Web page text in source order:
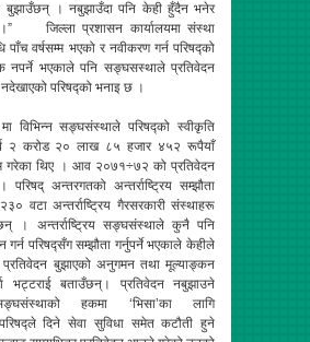
बुझाउँछन् । नबुझाउँदा पनि केही हुँदैन भनेर
जिल्ला प्रशासन कार्यालयमा संस्था
पाँच वर्षसम्म भएको र नवीकरण गर्न परिषद्को
नपर्ने भएकाले पनि सङ्घसस्थाले प्रतिवेदन
परिषद्को भनाइ छ ।
विभिन्न सङ्घसंस्थाले परिषद्को स्वीकृति
२ करोड २० लाख ८५ हजार ४५२ रूपैयाँ
गरेका थिए । आव २०७१÷७२ को प्रतिवेदन
अन्तरगतको अन्तर्राष्ट्रिय सम्झौता
वटा अन्तर्राष्ट्रिय गैरसरकारी संस्थाहरू
। अन्तर्राष्ट्रिय सङ्घसंस्थाले कुनै पनि
गर्न परिषद्सँग सम्झौता गर्नुपर्ने भएकाले केहीले
बुझाएको अनुगमन तथा मूल्याङ्कन
भट्टराई बताउँछन्। प्रतिवेदन नबुझाउने
सङ्घसंस्थाको हकमा ‘भिसा’का लागि
दिने सेवा सुविधा समेत कटौती हुने